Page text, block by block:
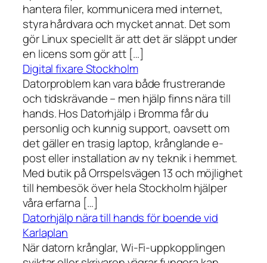
hantera filer, kommunicera med internet,
styra hårdvara och mycket annat. Det som
gör Linux speciellt är att det är släppt under
en licens som gör att […]
Digital fixare Stockholm
Datorproblem kan vara både frustrerande
och tidskrävande – men hjälp finns nära till
hands. Hos Datorhjälp i Bromma får du
personlig och kunnig support, oavsett om
det gäller en trasig laptop, krånglande e-
post eller installation av ny teknik i hemmet.
Med butik på Orrspelsvägen 13 och möjlighet
till hembesök över hela Stockholm hjälper
våra erfarna […]
Datorhjälp nära till hands för boende vid
Karlaplan
När datorn krånglar, Wi-Fi-uppkopplingen